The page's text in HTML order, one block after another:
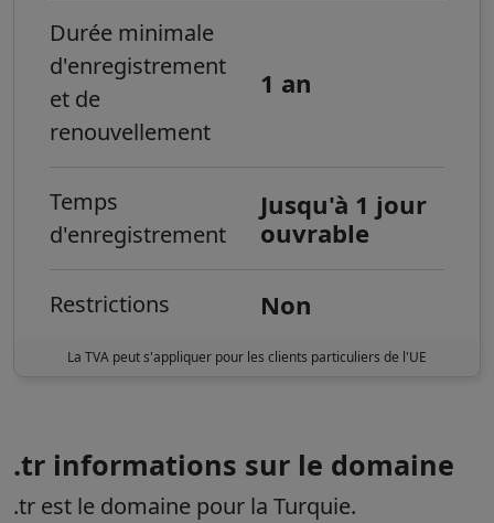
Durée minimale
d'enregistrement
et de
renouvellement
1 an
Temps
d'enregistrement
Jusqu'à 1 jour
ouvrable
Restrictions Non
La TVA peut s'appliquer pour les clients particuliers de l'UE
.tr informations sur le domaine
.tr est le domaine pour la Turquie.